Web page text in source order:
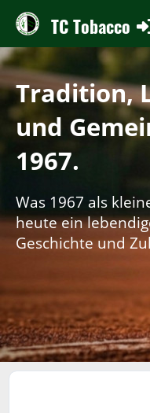
TC Tobacco
Tradition,
und
1967.
Was 1967 als
heuteein
Geschichte und